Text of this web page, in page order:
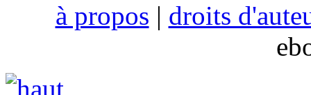
à propos | droits